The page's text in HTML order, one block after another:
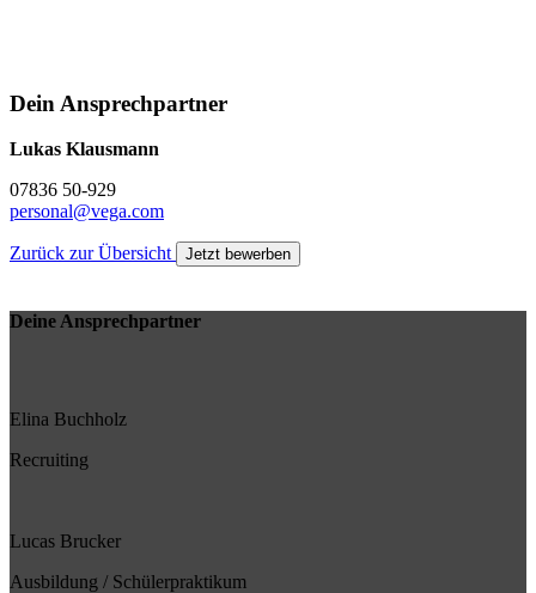
Dein Ansprechpartner
Lukas Klausmann
07836 50-929
personal@vega.com
Zurück zur Übersicht Jetzt bewerben
Deine Ansprechpartner
Elina Buchholz
Recruiting
Lucas Brucker
Ausbildung / Schülerpraktikum